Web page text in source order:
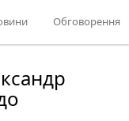
Обговорення